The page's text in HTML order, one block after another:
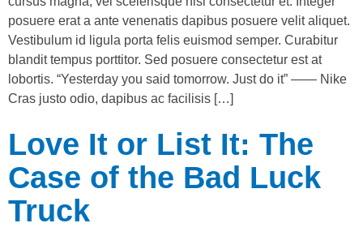
posuere erat a ante venenatis dapibus posuere velit aliquet.
Vestibulum id ligula porta felis euismod semper. Curabitur
blandit tempus porttitor. Sed posuere consectetur est at
lobortis. “Yesterday you said tomorrow. Just do it” —— Nike
Cras justo odio, dapibus ac facilisis […]
Love It or List It: The
Case of the Bad Luck
Truck